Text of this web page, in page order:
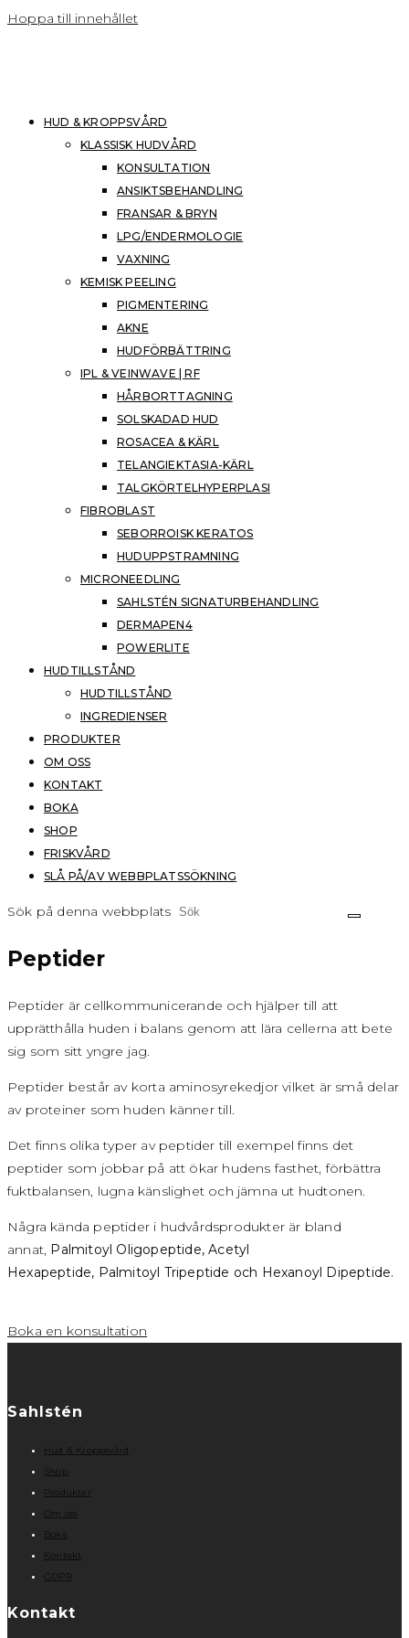
Hoppa till innehållet
HUD & KROPPSVÅRD
KLASSISK HUDVÅRD
KONSULTATION
ANSIKTSBEHANDLING
FRANSAR & BRYN
LPG/ENDERMOLOGIE
VAXNING
KEMISK PEELING
PIGMENTERING
AKNE
HUDFÖRBÄTTRING
IPL & VEINWAVE | RF
HÅRBORTTAGNING
SOLSKADAD HUD
ROSACEA & KÄRL
TELANGIEKTASIA-KÄRL
TALGKÖRTELHYPERPLASI
FIBROBLAST
SEBORROISK KERATOS
HUDUPPSTRAMNING
MICRONEEDLING
SAHLSTÉN SIGNATURBEHANDLING
DERMAPEN4
POWERLITE
HUDTILLSTÅND
HUDTILLSTÅND
INGREDIENSER
PRODUKTER
OM OSS
KONTAKT
BOKA
SHOP
FRISKVÅRD
SLÅ PÅ/AV WEBBPLATSSÖKNING
Sök på denna webbplats
Peptider
Peptider är cellkommunicerande och hjälper till att
upprätthålla huden i balans genom att lära cellerna att bete
sig som sitt yngre jag.
Peptider består av korta aminosyrekedjor vilket är små delar
av proteiner som huden känner till.
Det finns olika typer av peptider till exempel finns det
peptider som jobbar på att ökar hudens fasthet, förbättra
fuktbalansen, lugna känslighet och jämna ut hudtonen.
Några kända peptider i hudvårdsprodukter är bland
annat, Palmitoyl Oligopeptide,Acetyl
Hexapeptide, Palmitoyl Tripeptide och Hexanoyl Dipeptide.
Boka en konsultation
Sahlstén
Hud & Kroppsvård
Shop
Produkter
Om oss
Boka
Kontakt
GDPR
Kontakt